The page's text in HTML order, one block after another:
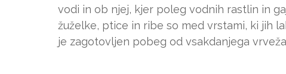
vodi in ob njej, kjer poleg vodnih rastlin in
žuželke, ptice in ribe so med vrstami, ki jih
je zagotovljen pobeg od vsakdanjega